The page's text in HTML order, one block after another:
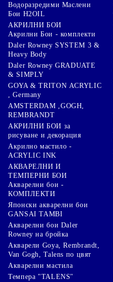
Водоразредими Маслени
Бои H2OIL
АКРИЛНИ БОИ
Акрилни Бои - комплекти
Daler Rowney SYSTEM 3 &
Heavy Body
Daler Rowney GRADUATE
& SIMPLY
GOYA & TRITON АCRYLIC
, Germany
AMSTERDAM ,GOGH,
REMBRANDT
АКРИЛНИ БОИ за
рисуване и декорация
Акрилно мастило -
ACRYLIC INK
АКВАРЕЛНИ И
ТЕМПЕРНИ БОИ
Акварелни бои -
КОМПЛЕКТИ
Японски акварелни бои
GANSAI TAMBI
Акварелни бои Daler
Rowney на бройка
Акварели Goya, Rembrandt,
Van Gogh, Talens по цвят
Акварелни мастила
Темпера "TALENS"